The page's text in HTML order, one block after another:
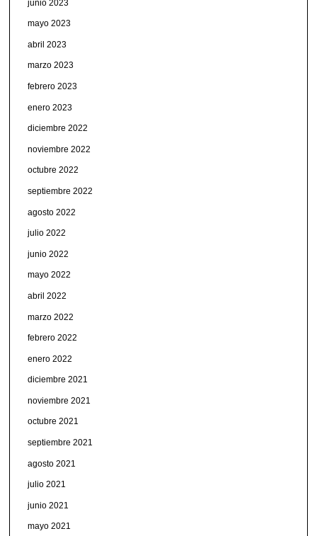
junio 2023
mayo 2023
abril 2023
marzo 2023
febrero 2023
enero 2023
diciembre 2022
noviembre 2022
octubre 2022
septiembre 2022
agosto 2022
julio 2022
junio 2022
mayo 2022
abril 2022
marzo 2022
febrero 2022
enero 2022
diciembre 2021
noviembre 2021
octubre 2021
septiembre 2021
agosto 2021
julio 2021
junio 2021
mayo 2021